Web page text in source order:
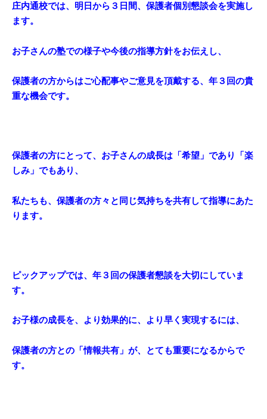
庄内通校では、明日から３日間、保護者個別懇談会を実施し
ます。
お子さんの塾での様子や今後の指導方針をお伝えし、
保護者の方からはご心配事やご意見を頂戴する、年３回の貴
重な機会です。
保護者の方にとって、お子さんの成長は「希望」であり「楽
しみ」でもあり、
私たちも、保護者の方々と同じ気持ちを共有して指導にあた
ります。
ピックアップでは、年３回の保護者懇談を大切にしていま
す。
お子様の成長を、より効果的に、より早く実現するには、
保護者の方との「情報共有」が、とても重要になるからで
す。